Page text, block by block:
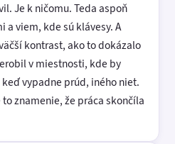
Je k ničomu. Teda aspoň
viem, kde sú klávesy. A
kontrast, ako to dokázalo
v miestnosti, kde by
vypadne prúd, iného niet.
znamenie, že práca skončíla